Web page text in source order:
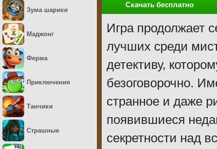
Скачать бесплатно
Игра продолжает
лучших среди
детективу,
безоговорочно.
странное и даже
появившиеся
секретности над
Зума шарики
Маджонг
Ферма
Приключения
Танчики
Страшные